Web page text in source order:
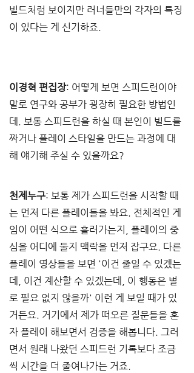
빌드처럼 보이지만 러너들만의 각자의 특징
이 있다는 게 신기하죠.
이경혁 편집장: 어떻게 보면 스피드런이야
말로 연구와 공부가 굉장히 필요한 방법인
데. 보통 스피드런을 하실 때 본인이 빌드를
짜거나 플레이 스타일을 만드는 과정에 대
해 얘기해 주실 수 있을까요?
천제누구: 보통 제가 스피드런을 시작할 때
는 먼저 다른 플레이들을 봐요. 전체적인 게
임이 어떤 식으로 흘러가는지, 플레이의 중
심을 어디에 둘지 맥락을 먼저 잡구요. 다른
플레이 영상들을 보면 '이건 줄일 수 있겠는
데, 이건 계산할 수 있겠는데, 이 행동은 별
로 필요 없지 않을까' 이런 게 보일 때가 있
거든요. 거기에서 제가 떠오른 질문들을 혼
자 플레이 해보면서 검증을 해봅니다. 그러
면서 원래 나왔던 스피드런 기록보다 조금
씩 시간을 더 줄여나가는 거죠.